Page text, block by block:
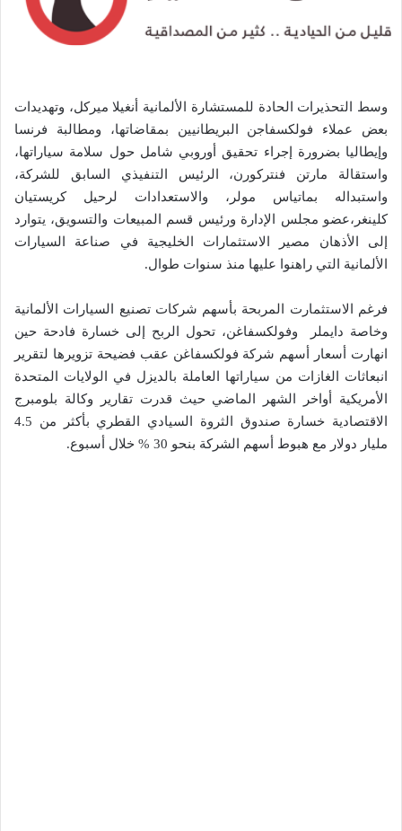
وسط التحذيرات الحادة للمستشارة الألمانية أنغيلا ميركل، وتهديدات
بعض عملاء فولكسفاجن البريطانيين بمقاضاتها، ومطالبة فرنسا
وإيطاليا بضرورة إجراء تحقيق أوروبي شامل حول سلامة سياراتها،
واستقالة مارتن فنتركورن، الرئيس التنفيذي السابق للشركة،
واستبداله بماتياس مولر، والاستعدادات لرحيل كريستيان
كلينغر،عضو مجلس الإدارة ورئيس قسم المبيعات والتسويق، يتوارد
إلى الأذهان مصير الاستثمارات الخليجية في صناعة السيارات
الألمانية التي راهنوا عليها منذ سنوات طوال.
فرغم الاستثمارت المربحة بأسهم شركات تصنيع السيارات الألمانية
وخاصة دايملر وفولكسفاغن، تحول الربح إلى خسارة فادحة حين
انهارت أسعار أسهم شركة فولكسفاغن عقب فضيحة تزويرها لتقرير
انبعاثات الغازات من سياراتها العاملة بالديزل في الولايات المتحدة
الأمريكية أواخر الشهر الماضي حيث قدرت تقارير وكالة بلومبرج
الاقتصادية خسارة صندوق الثروة السيادي القطري بأكثر من 4.5
مليار دولار مع هبوط أسهم الشركة بنحو 30 % خلال أسبوع.